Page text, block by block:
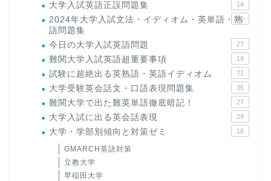
大学入試英語正誤問題集 14
2024年大学入試文法・イディオム・英単語・熟
語問題集
15
今日の大学入試英語問題 27
難関大学入試英語超重要事項 19
試験に超絶出る英熟語・英語イディオム 71
大学受験英会話文・口語表現問題集 35
難関大学で出た難英単語徹底暗記！ 27
大学入試に出る英会話表現 29
大学・学部別傾向と対策ゼミ 18
GMARCH英語対策
立教大学
早稲田大学